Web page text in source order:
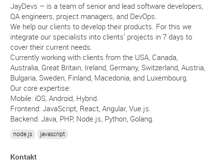
JayDevs – is a team of senior and lead software developers,
QA engineers, project managers, and DevOps.
We help our clients to develop their products. For this we
integrate our specialists into clients’ projects in 7 days to
cover their current needs.
Currently working with clients from the USA, Canada,
Australia, Great Britain, Ireland, Germany, Switzerland, Austria,
Bulgaria, Sweden, Finland, Macedonia, and Luxembourg.
Our core expertise:
Mobile: iOS, Android, Hybrid.
Frontend: JavaScript, React, Angular, Vue.js.
Backend: Java, PHP, Node.js, Python, Golang.
node.js javascript
Kontakt